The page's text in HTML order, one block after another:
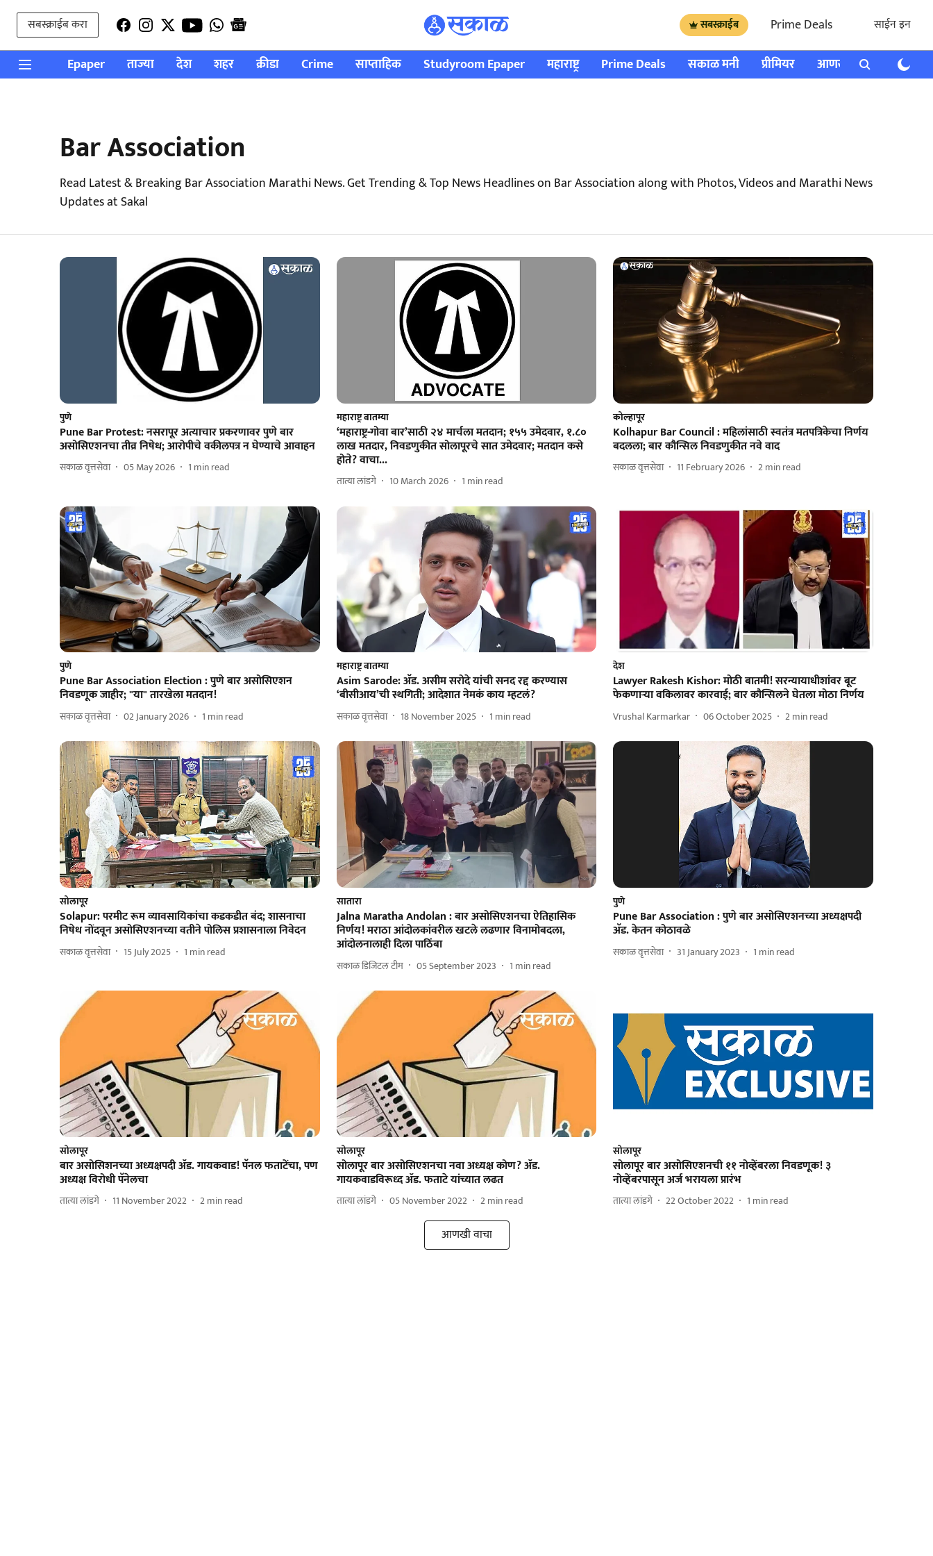
सबस्क्राईब करा सबस्क्राईब Prime Deals साईन इन
Epaper ताज्या देश शहर क्रीडा Crime साप्ताहिक Studyroom Epaper महाराष्ट्र Prime Deals सकाळ मनी प्रीमियर आणखी राशी भविष्य
Bar Association
Read Latest & Breaking Bar Association Marathi News. Get Trending & Top News Headlines on Bar Association along with Photos, Videos and Marathi News
Updates at Sakal
पुणे
Pune Bar Protest: नसरापूर अत्याचार प्रकरणावर पुणे बार
असोसिएशनचा तीव्र निषेध; आरोपीचे वकीलपत्र न घेण्याचे आवाहन
सकाळ वृत्तसेवा 05 May 2026 1 min read
महाराष्ट्र बातम्या
‘महाराष्ट्र-गोवा बार’साठी २४ मार्चला मतदान; १५५ उमेदवार, १.८०
लाख मतदार, निवडणुकीत सोलापूरचे सात उमेदवार; मतदान कसे
होते? वाचा...
तात्या लांडगे 10 March 2026 1 min read
कोल्हापूर
Kolhapur Bar Council : महिलांसाठी स्वतंत्र मतपत्रिकेचा निर्णय
बदलला; बार कौन्सिल निवडणुकीत नवे वाद
सकाळ वृत्तसेवा 11 February 2026 2min read
पुणे
Pune Bar Association Election : पुणे बार असोसिएशन
निवडणूक जाहीर; "या" तारखेला मतदान!
सकाळ वृत्तसेवा 02 January 2026 1 min read
महाराष्ट्र बातम्या
Asim Sarode: अ‍ॅड. असीम सरोदे यांची सनद रद्द करण्यास
‘बीसीआय’ची स्थगिती; आदेशात नेमकं काय म्हटलं?
सकाळ वृत्तसेवा 18 November 2025 1 min read
देश
Lawyer Rakesh Kishor: मोठी बातमी! सरन्यायाधीशांवर बूट
फेकणाऱ्या वकिलावर कारवाई; बार कौन्सिलने घेतला मोठा निर्णय
Vrushal Karmarkar 06 October 2025 2min read
सोलापूर
Solapur: परमीट रूम व्यावसायिकांचा कडकडीत बंद; शासनाचा
निषेध नोंदवून असोसिएशनच्या वतीने पोलिस प्रशासनाला निवेदन
सकाळ वृत्तसेवा 15 July 2025 1 min read
सातारा
Jalna Maratha Andolan : बार असोसिएशनचा ऐतिहासिक
निर्णय! मराठा आंदोलकांवरील खटले लढणार विनामोबदला,
आंदोलनालाही दिला पाठिंबा
सकाळ डिजिटल टीम 05 September 2023 1 min read
पुणे
Pune Bar Association : पुणे बार असोसिएशनच्या अध्यक्षपदी
अ‍ॅड. केतन कोठावळे
सकाळ वृत्तसेवा 31 January 2023 1 min read
सोलापूर
बार असोसिशनच्या अध्यक्षपदी ॲड. गायकवाड! पॅनल फताटेंचा, पण
अध्यक्ष विरोधी पॅनेलचा
तात्या लांडगे 11 November 2022 2min read
सोलापूर
सोलापूर बार असोसिएशनचा नवा अध्यक्ष कोण? ॲड.
गायकवाडविरूध्द ॲड. फताटे यांच्यात लढत
तात्या लांडगे 05 November 2022 2min read
सोलापूर
सोलापूर बार असोसिएशनची ११ नोव्हेंबरला निवडणूक! ३
नोव्हेंबरपासून अर्ज भरायला प्रारंभ
तात्या लांडगे 22 October 2022 1 min read
आणखी वाचा